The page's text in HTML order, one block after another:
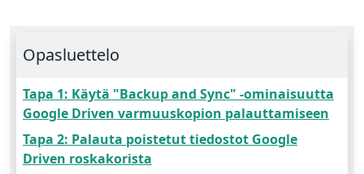
Opasluettelo
Tapa 1: Käytä "Backup and Sync" -ominaisuutta
Google Driven varmuuskopion palauttamiseen
Tapa 2: Palauta poistetut tiedostot Google
Driven roskakorista